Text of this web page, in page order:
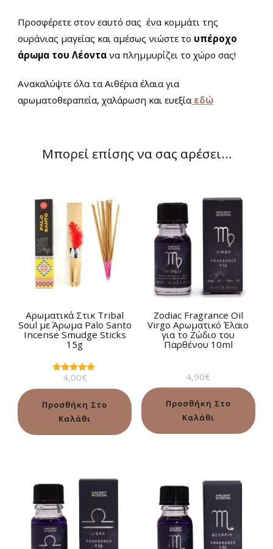
Προσφέρετε στον εαυτό σας ένα κομμάτι της
ουράνιας μαγείας και αμέσως νιώστε το υπέροχο
άρωμα του Λέοντα να πλημμυρίζει το χώρο σας!
Ανακαλύψτε όλα τα Αιθέρια έλαια για
αρωματοθεραπεία, χαλάρωση και ευεξίαεδώ
Μπορεί επίσης να σας αρέσει…
Αρωματικά Στικ Tribal
Soul με Άρωμα Palo Santo
Incense Smudge Sticks
15g
Βαθμολογήθηκε
από 5
4,00€
Προσθήκη Στο
Καλάθι
Zodiac Fragrance Oil
Virgo Αρωματικό Έλαιο
για το Ζώδιο του
Παρθένου 10ml
4,90€
Προσθήκη Στο
Καλάθι